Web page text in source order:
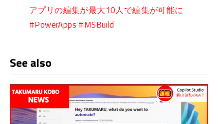
アプリの編集が最大10人で編集が可能に
#PowerApps #MSBuild
See also